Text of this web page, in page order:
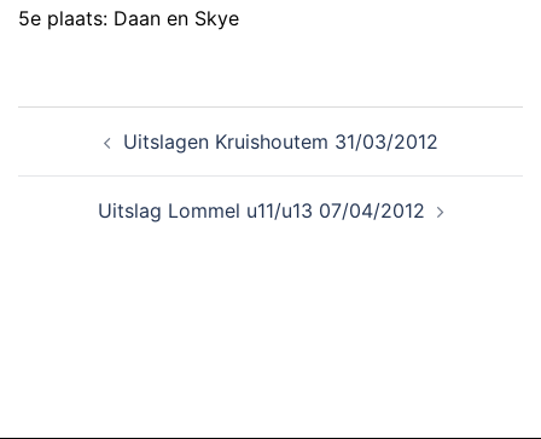
5e plaats: Daan en Skye
Uitslagen Kruishoutem 31/03/2012
Uitslag Lommel u11/u13 07/04/2012